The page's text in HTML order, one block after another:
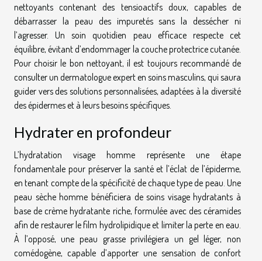
nettoyants contenant des tensioactifs doux, capables de
débarrasser la peau des impuretés sans la dessécher ni
l’agresser. Un soin quotidien peau efficace respecte cet
équilibre, évitant d’endommager la couche protectrice cutanée.
Pour choisir le bon nettoyant, il est toujours recommandé de
consulter un dermatologue expert en soins masculins, qui saura
guider vers des solutions personnalisées, adaptées à la diversité
des épidermes et à leurs besoins spécifiques.
Hydrater en profondeur
L’hydratation visage homme représente une étape
fondamentale pour préserver la santé et l’éclat de l’épiderme,
en tenant compte de la spécificité de chaque type de peau. Une
peau sèche homme bénéficiera de soins visage hydratants à
base de crème hydratante riche, formulée avec des céramides
afin de restaurer le film hydrolipidique et limiter la perte en eau.
À l’opposé, une peau grasse privilégiera un gel léger, non
comédogène, capable d’apporter une sensation de confort